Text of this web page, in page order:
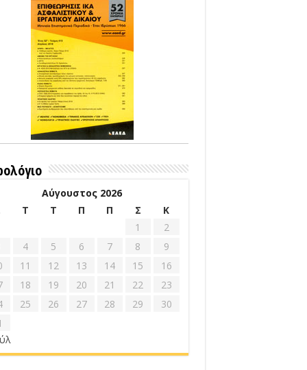
Αύγουστος 2026
Τ Τ Π Π Σ
Κ
1
2
4 5 6 7 8
9
11 12 13 14 15
16
18 19 20 21 22
23
25 26 27 28 29
30